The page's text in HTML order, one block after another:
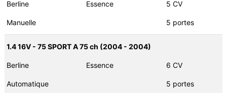
Berline Essence 5 CV
Manuelle 5 portes
1.4 16V - 75 SPORT A 75 ch (2004 - 2004)
Berline Essence 6 CV
Automatique 5 portes